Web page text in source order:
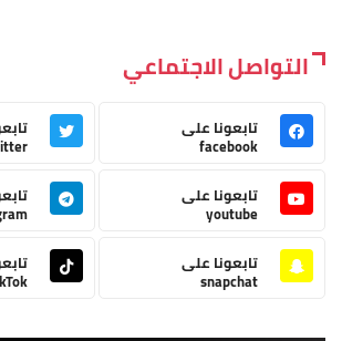
التواصل الاجتماعي
تابعونا على
facebook
تابعونا على
youtube
تابعونا على
snapchat